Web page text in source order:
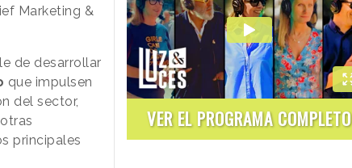
Marketing &
de desarrollar
que impulsen
del sector,
principales
VER EL PROGRAMA COMPLETO